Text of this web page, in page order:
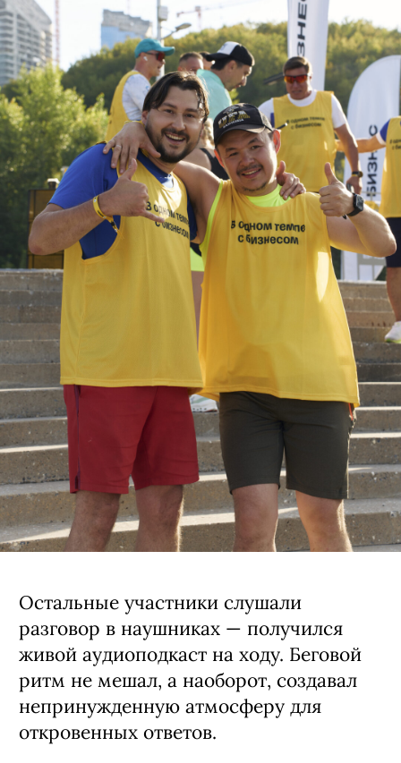
Остальные участники слушали
разговор в наушниках — получился
живой аудиоподкаст на ходу. Беговой
ритм не мешал, а наоборот, создавал
непринужденную атмосферу для
откровенных ответов.